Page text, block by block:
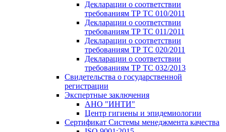
Декларации о соответствии
требованиям ТР ТС 010/2011
Декларации о соответствии
требованиям ТР ТС 011/2011
Декларации о соответствии
требованиям ТР ТС 020/2011
Декларации о соответствии
требованиям ТР ТС 032/2013
Свидетельства о государственной
регистрации
Экспертные заключения
АНО "ИНТИ"
Центр гигиены и эпидемиологии
Сертификат Системы менеджмента качества